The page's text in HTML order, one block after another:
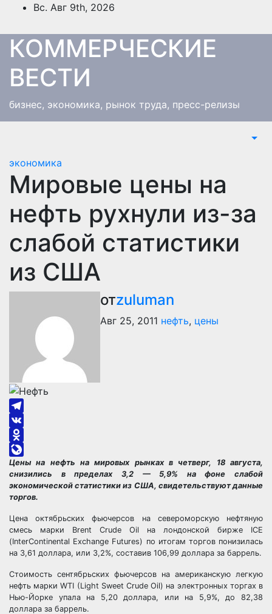
Перейти
содержимому
Вс. Авг 9th, 2026
КОММЕРЧЕСКИЕ
ВЕСТИ
бизнес, экономика, рынок труда, пресс-релизы
экономика
Мировые цены на
нефть рухнули из-за
слабой статистики
из США
отzuluman
Авг 25, 2011 нефть, цены
Telegram
VK
Odnoklassniki
LiveJournal
Цены на нефть на мировых рынках в четверг, 18 августа,
снизились в пределах 3,2 — 5,9% на фоне слабой
экономической статистики из США, свидетельствуют данные
торгов.
Цена октябрьских фьючерсов на североморскую нефтяную
смесь марки Brent Crude Oil на лондонской бирже IСE
(InterContinental Exchange Futures) по итогам торгов понизилась
на 3,61 доллара, или 3,2%, составив 106,99 доллара за баррель.
Стоимость сентябрьских фьючерсов на американскую легкую
нефть марки WTI (Light Sweet Crude Oil) на электронных торгах в
Нью-Йорке упала на 5,20 доллара, или на 5,9%, до 82,38
доллара за баррель.